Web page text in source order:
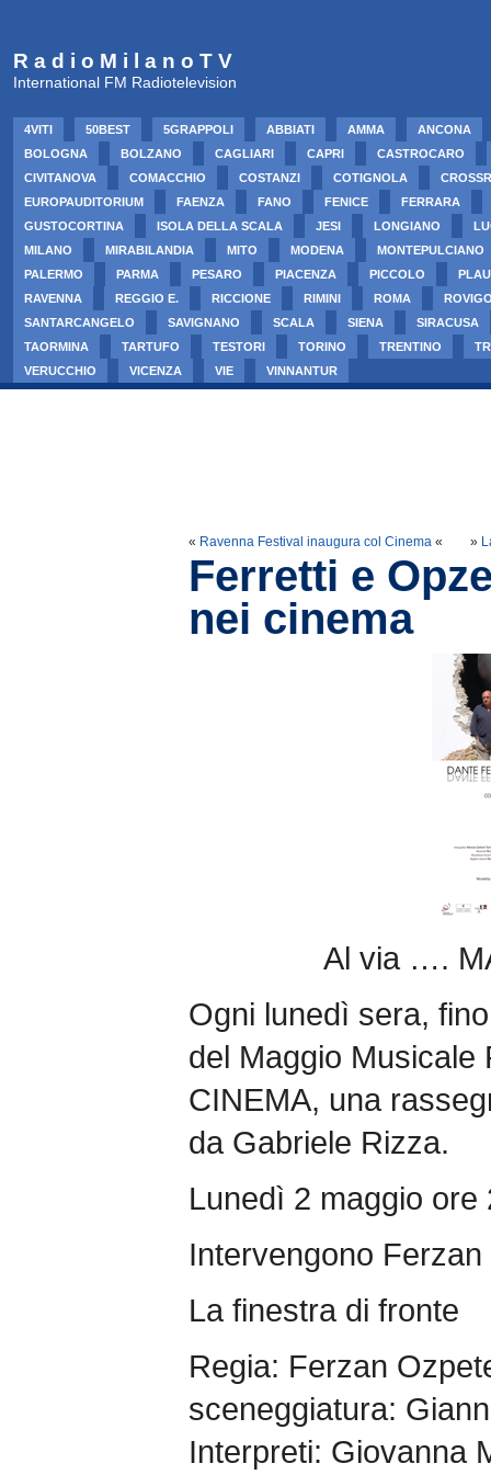
R a d i o M i l a n o T V
International FM Radiotelevision
4VITI 50BEST 5GRAPPOLI ABBIATI AMMA
ANCONA
BOLOGNA
BOLZANO CAGLIARI CAPRI
CASTROCARO
CIVITANOVA
COMACCHIO COSTANZI COTIGNOLA
EUROPAUDITORIUM
FAENZA FANO FENICE
FERRARA
GUSTOCORTINA
ISOLA DELLA SCALA JESI LONGIANO
MILANO
MIRABILANDIA MITO MODENA
MONTEPULCIANO
PALERMO
PARMA PESARO PIACENZA PICCOLO
RAVENNA
REGGIO E. RICCIONE RIMINI ROMA
SANTARCANGELO
SAVIGNANO SCALA SIENA
SIRACUSA
TAORMINA
TARTUFO TESTORI TORINO TRENTINO
VERUCCHIO
VICENZA VIE VINNANTUR
« Ravenna Festival inaugura col Cinema « »
Ferretti e
nei cinema
Al via ….
Ogni lunedì sera,
del Maggio Musicale
CINEMA, una
da Gabriele Rizza.
Lunedì 2 maggio ore
Intervengono
La finestra di fronte
Regia: Ferzan
sceneggiatura:
Interpreti: Giovanna